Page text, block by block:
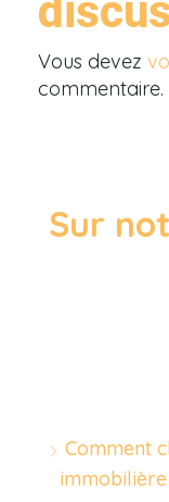
Vous devez
commentaire.
Sur
Comment
immobilière